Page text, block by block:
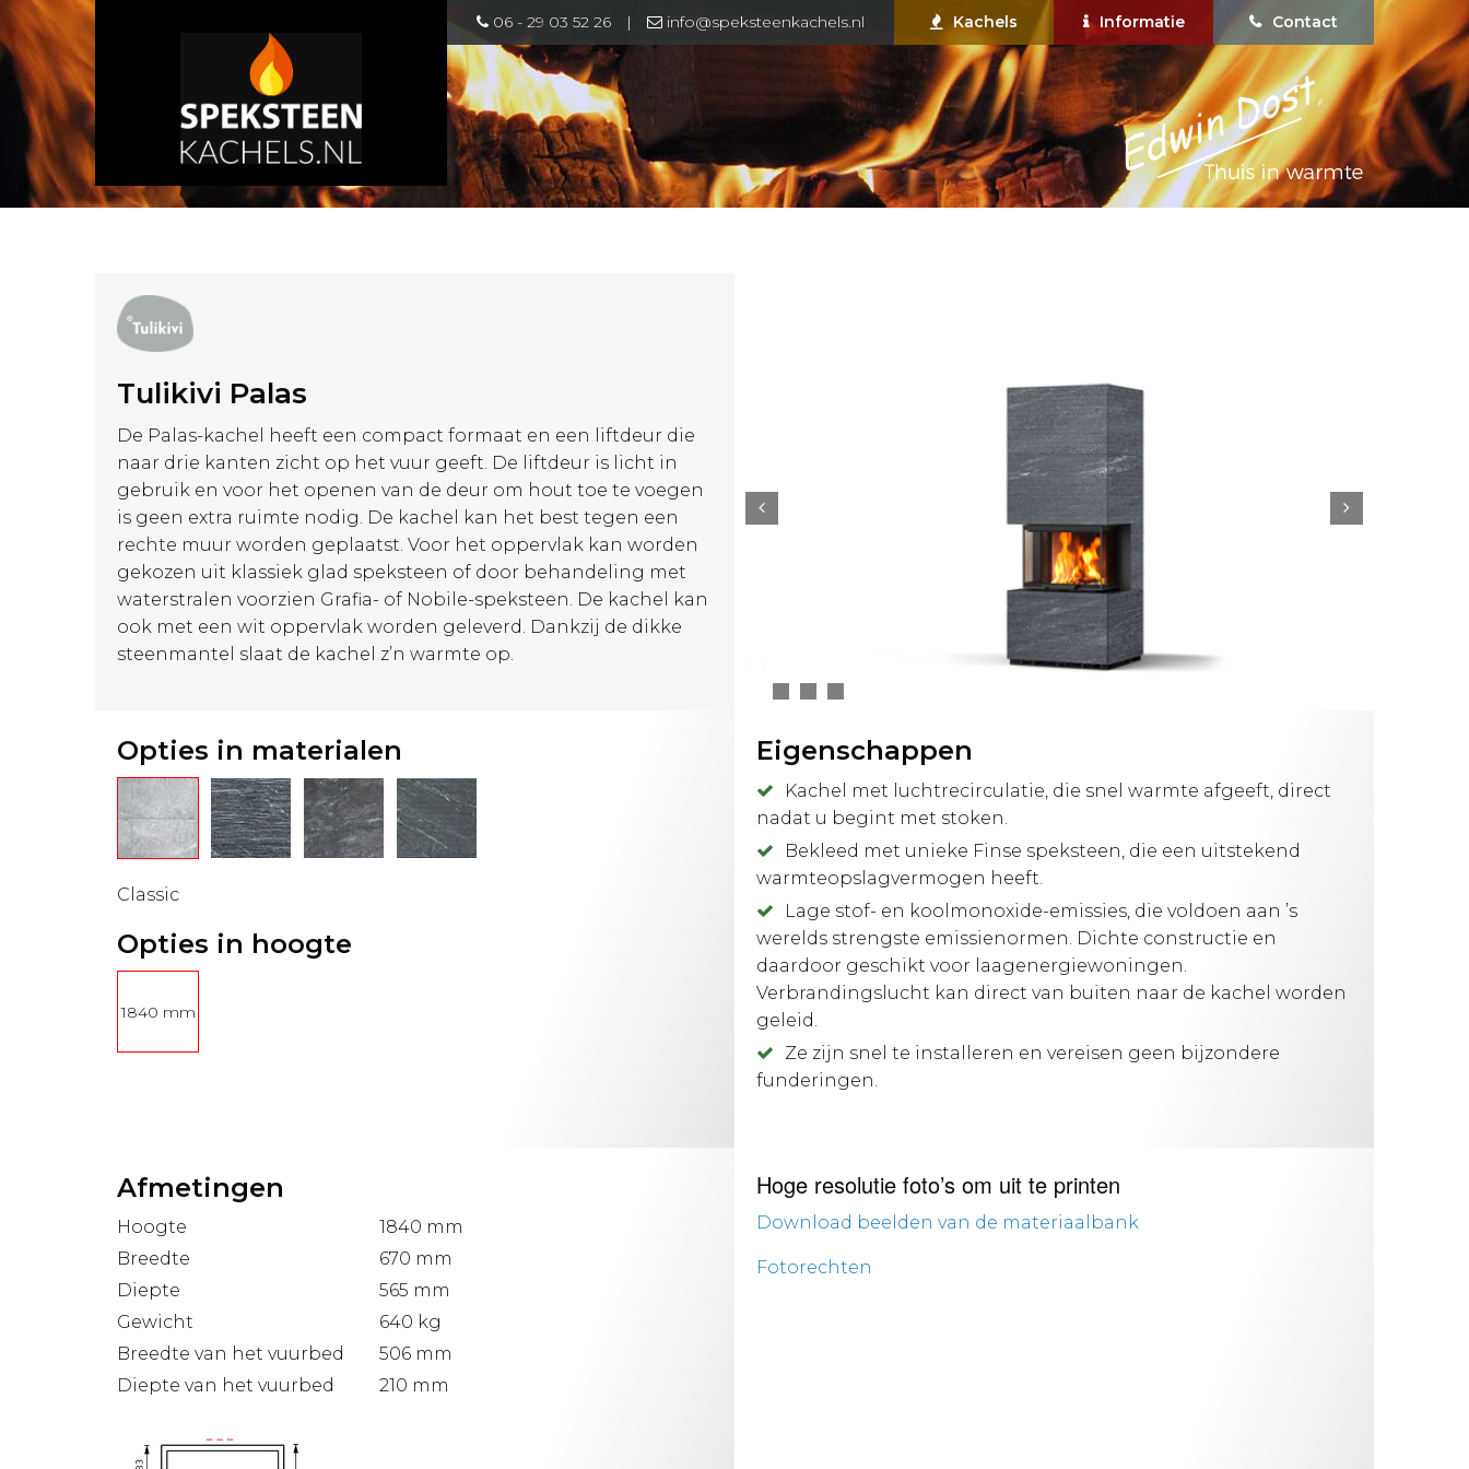
06 - 29 03 52 26 | info@speksteenkachels.nl Kachels Informatie Contact
Tulikivi Palas
De Palas-kachel heeft een compact formaat en een liftdeur die
naar drie kanten zicht op het vuur geeft. De liftdeur is licht in
gebruik en voor het openen van de deur om hout toe te voegen
is geen extra ruimte nodig. De kachel kan het best tegen een
rechte muur worden geplaatst. Voor het oppervlak kan worden
gekozen uit klassiek glad speksteen of door behandeling met
waterstralen voorzien Grafia- of Nobile-speksteen. De kachel kan
ook met een wit oppervlak worden geleverd. Dankzij de dikke
steenmantel slaat de kachel z’n warmte op.
Opties in materialen
Classic
Opties in hoogte
1840 mm
Eigenschappen
Kachel met luchtrecirculatie, die snel warmte afgeeft, direct
nadat u begint met stoken.
Bekleed met unieke Finse speksteen, die een uitstekend
warmteopslagvermogen heeft.
Lage stof- en koolmonoxide-emissies, die voldoen aan ’s
werelds strengste emissienormen. Dichte constructie en
daardoor geschikt voor laagenergiewoningen.
Verbrandingslucht kan direct van buiten naar de kachel worden
geleid.
Ze zijn snel te installeren en vereisen geen bijzondere
funderingen.
Afmetingen
Hoogte
1840 mm
Breedte
670 mm
Diepte
565 mm
Gewicht
640 kg
Breedte van het vuurbed
506 mm
Diepte van het vuurbed
210 mm
Hoge resolutie foto’s om uit te printen
Download beelden van de materiaalbank
Fotorechten